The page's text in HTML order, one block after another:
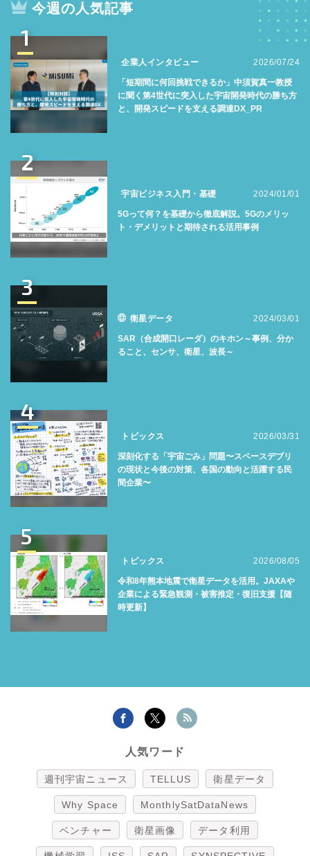
今週の人気記事
1
企業人インタビュー 2026/07/24
「短期間に何回挑戦できるか」中須賀真一教授
に聞く第4世代に突入した宇宙開発時代の勝ち方
と、開発スピードを支える調達DX_PR
2
宇宙ビジネス入門・基礎 2024/01/01
5Gって何？を基礎から徹底解説。5Gのメリッ
ト・デメリットと期待される活用事例
3
衛星データ 2024/03/01
SAR（合成開口レーダ）のキホン～事例、分か
ること、センサ、衛星、波長～
4
トピックス 2026/03/31
深刻化する「宇宙ごみ」問題〜スペースデブリ
の現状と今後の対策、各国の動向と活躍する民
間企業〜
5
トピックス 2026/08/05
令和8年熊本地震で衛星データを活用。JAXAや
企業による緊急観測・被害推定・復旧支援【随
時更新】
人気ワード
週刊宇宙ニュース TELLUS 衛星データ
Why Space MonthlySatDataNews
ベンチャー 衛星画像 データ利用